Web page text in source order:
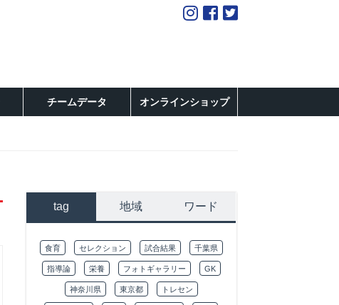
チームデータ オンラインショップ
tag 地域 ワード
食育 セレクション 試合結果 千葉県
指導論 栄養 フォトギャラリー GK
神奈川県 東京都 トレセン